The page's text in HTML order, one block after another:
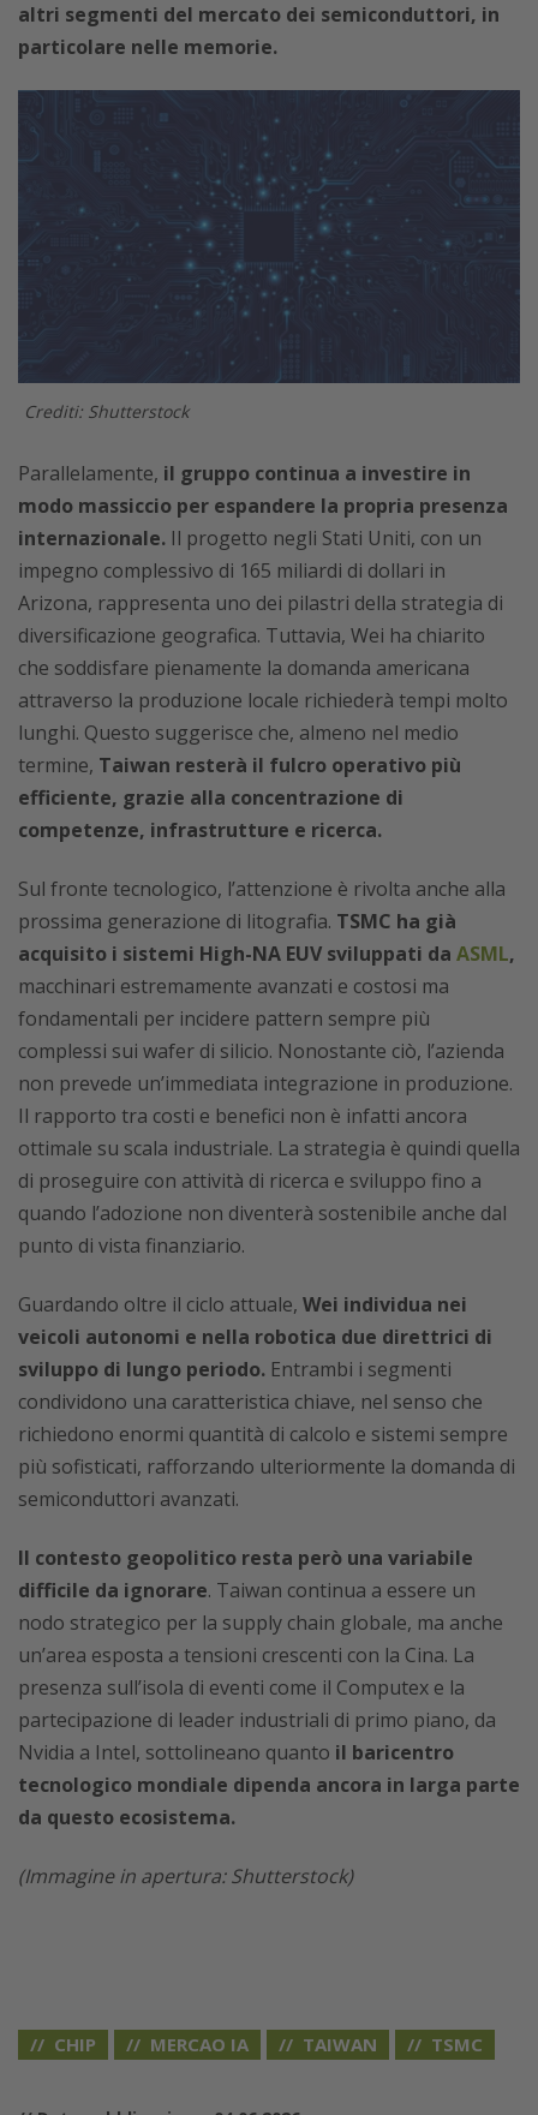
altri segmenti del mercato dei semiconduttori, in
particolare nelle memorie.
Crediti: Shutterstock
Parallelamente, il gruppo continua a investire in
modo massiccio per espandere la propria presenza
internazionale. Il progetto negli Stati Uniti, con un
impegno complessivo di 165 miliardi di dollari in
Arizona, rappresenta uno dei pilastri della strategia di
diversificazione geografica. Tuttavia, Wei ha chiarito
che soddisfare pienamente la domanda americana
attraverso la produzione locale richiederà tempi molto
lunghi. Questo suggerisce che, almeno nel medio
termine, Taiwan resterà il fulcro operativo più
efficiente, grazie alla concentrazione di
competenze, infrastrutture e ricerca.
Sul fronte tecnologico, l’attenzione è rivolta anche alla
prossima generazione di litografia. TSMC ha già
acquisito i sistemi High-NA EUV sviluppati da ASML,
macchinari estremamente avanzati e costosi ma
fondamentali per incidere pattern sempre più
complessi sui wafer di silicio. Nonostante ciò, l’azienda
non prevede un’immediata integrazione in produzione.
Il rapporto tra costi e benefici non è infatti ancora
ottimale su scala industriale. La strategia è quindi quella
di proseguire con attività di ricerca e sviluppo fino a
quando l’adozione non diventerà sostenibile anche dal
punto di vista finanziario.
Guardando oltre il ciclo attuale, Wei individua nei
veicoli autonomi e nella robotica due direttrici di
sviluppo di lungo periodo. Entrambi i segmenti
condividono una caratteristica chiave, nel senso che
richiedono enormi quantità di calcolo e sistemi sempre
più sofisticati, rafforzando ulteriormente la domanda di
semiconduttori avanzati.
Il contesto geopolitico resta però una variabile
difficile da ignorare. Taiwan continua a essere un
nodo strategico per la supply chain globale, ma anche
un’area esposta a tensioni crescenti con la Cina. La
presenza sull’isola di eventi come il Computex e la
partecipazione di leader industriali di primo piano, da
Nvidia a Intel, sottolineano quanto il baricentro
tecnologico mondiale dipenda ancora in larga parte
da questo ecosistema.
(Immagine in apertura: Shutterstock)
CHIP MERCAO IA TAIWAN TSMC